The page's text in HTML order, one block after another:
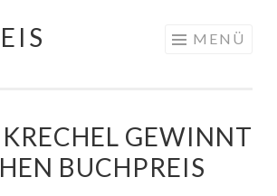
MENÜ
GEWINNT
BUCHPREIS